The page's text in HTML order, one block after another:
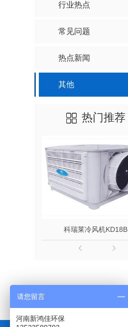
行业热点
常见问题
热点新闻
其他
热门推荐
科瑞莱冷风机KD18B
请您留言
河南新鸿佳环保